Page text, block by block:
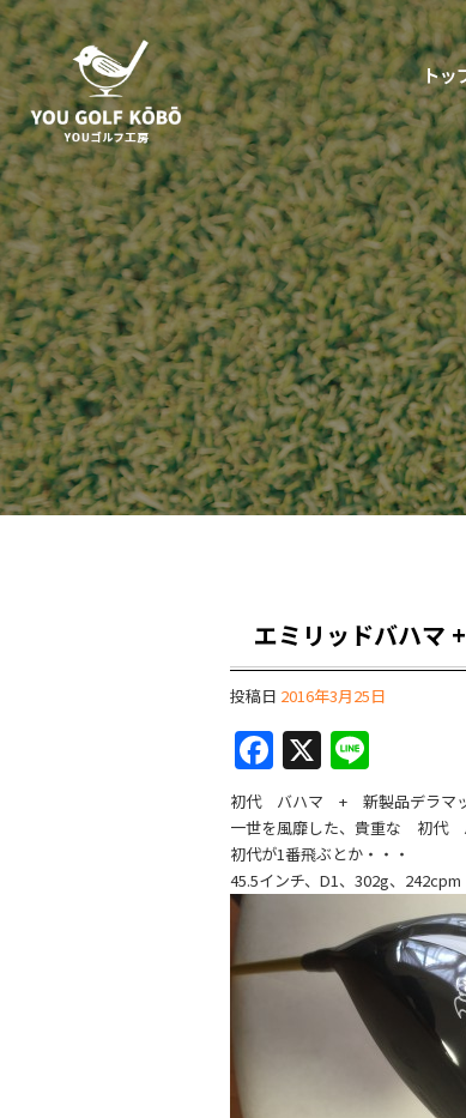
エミリッドバハマ
投稿日 2016年3月25日
F
a
c
e
b
o
o
X
n
e
初代 バハマ + 新製品デラマ
一世を風靡した、貴重な 初代
初代が1番飛ぶとか・・・
45.5インチ、D1、302g、242cpm